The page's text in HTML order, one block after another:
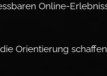
Online-
Orientierung